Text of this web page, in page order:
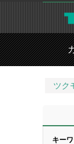
ツク
キー